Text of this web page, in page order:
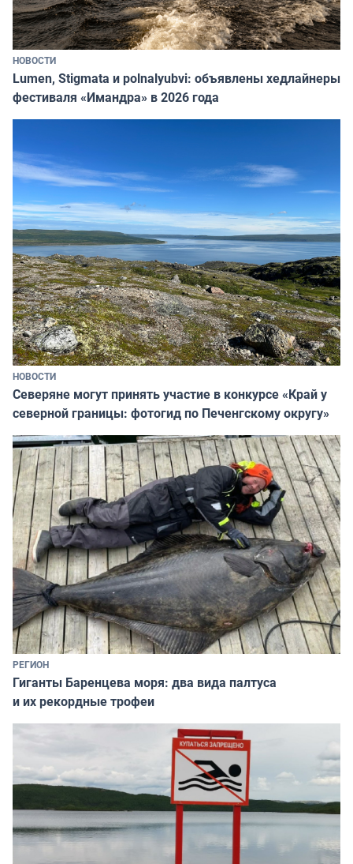
НОВОСТИ
Lumen, Stigmata и polnalyubvi: объявлены хедлайнеры
фестиваля «Имандра» в 2026 года
НОВОСТИ
Северяне могут принять участие в конкурсе «Край у
северной границы: фотогид по Печенгскому округу»
РЕГИОН
Гиганты Баренцева моря: два вида палтуса
и их рекордные трофеи